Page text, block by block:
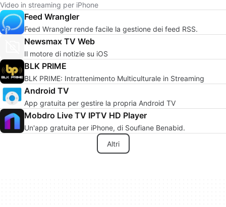
Video in streaming per iPhone
Feed Wrangler
Feed Wrangler rende facile la gestione dei feed RSS.
Newsmax TV Web
Il motore di notizie su iOS
BLK PRIME
BLK PRIME: Intrattenimento Multiculturale in Streaming
Android TV
App gratuita per gestire la propria Android TV
Mobdro Live TV IPTV HD Player
Un'app gratuita per iPhone, di Soufiane Benabid.
Altri